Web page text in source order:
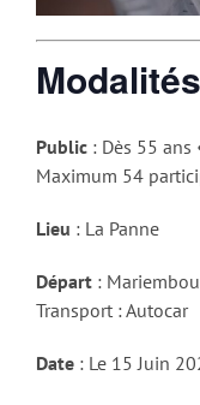
Modalités
Public : Dès 55 ans
Maximum 54
Lieu : La Panne
Départ :
Transport : Autocar
Date : Le 15 Juin